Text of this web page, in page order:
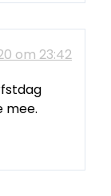
om 23:42
mee.